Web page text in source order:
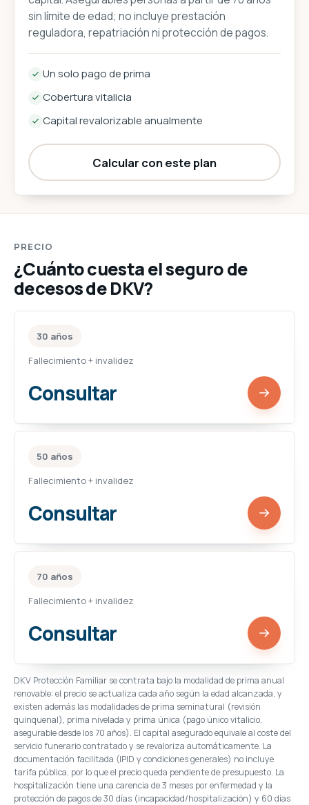
sin límite de edad; no incluye prestación
reguladora, repatriación ni protección de pagos.
Un solo pago de prima
Cobertura vitalicia
Capital revalorizable anualmente
Calcular con este plan
PRECIO
¿Cuánto cuesta el seguro de
decesos de DKV?
30 años
Fallecimiento + invalidez
Consultar
50 años
Fallecimiento + invalidez
Consultar
70 años
Fallecimiento + invalidez
Consultar
DKV Protección Familiar se contrata bajo la modalidad de prima anual
renovable: el precio se actualiza cada año según la edad alcanzada, y
existen además las modalidades de prima seminatural (revisión
quinquenal), prima nivelada y prima única (pago único vitalicio,
asegurable desde los 70 años). El capital asegurado equivale al coste del
servicio funerario contratado y se revaloriza automáticamente. La
documentación facilitada (IPID y condiciones generales) no incluye
tarifa pública, por lo que el precio queda pendiente de presupuesto. La
hospitalización tiene una carencia de 3 meses por enfermedad y la
protección de pagos de 30 días (incapacidad/hospitalización) y 60 días